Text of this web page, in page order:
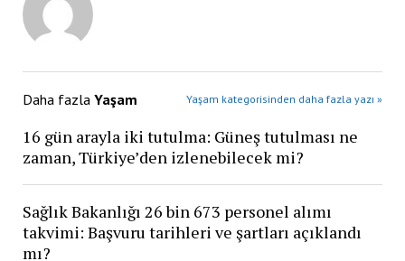
Daha fazla Yaşam Yaşam kategorisinden daha fazla yazı »
16 gün arayla iki tutulma: Güneş tutulması ne
zaman, Türkiye’den izlenebilecek mi?
Sağlık Bakanlığı 26 bin 673 personel alımı
takvimi: Başvuru tarihleri ve şartları açıklandı
mı?